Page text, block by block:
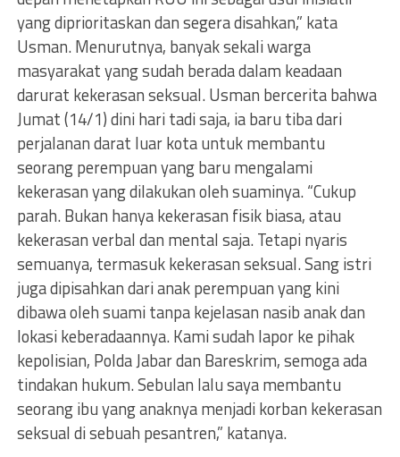
yang diprioritaskan dan segera disahkan,” kata
Usman. Menurutnya, banyak sekali warga
masyarakat yang sudah berada dalam keadaan
darurat kekerasan seksual. Usman bercerita bahwa
Jumat (14/1) dini hari tadi saja, ia baru tiba dari
perjalanan darat luar kota untuk membantu
seorang perempuan yang baru mengalami
kekerasan yang dilakukan oleh suaminya. “Cukup
parah. Bukan hanya kekerasan fisik biasa, atau
kekerasan verbal dan mental saja. Tetapi nyaris
semuanya, termasuk kekerasan seksual. Sang istri
juga dipisahkan dari anak perempuan yang kini
dibawa oleh suami tanpa kejelasan nasib anak dan
lokasi keberadaannya. Kami sudah lapor ke pihak
kepolisian, Polda Jabar dan Bareskrim, semoga ada
tindakan hukum. Sebulan lalu saya membantu
seorang ibu yang anaknya menjadi korban kekerasan
seksual di sebuah pesantren,” katanya.